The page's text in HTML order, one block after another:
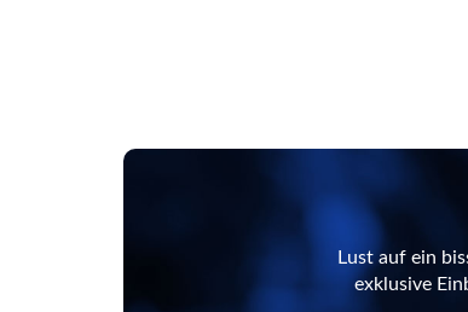
Lust auf ein
exklusive